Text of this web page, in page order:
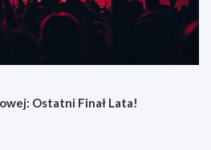
Ostatni Finał Lata!